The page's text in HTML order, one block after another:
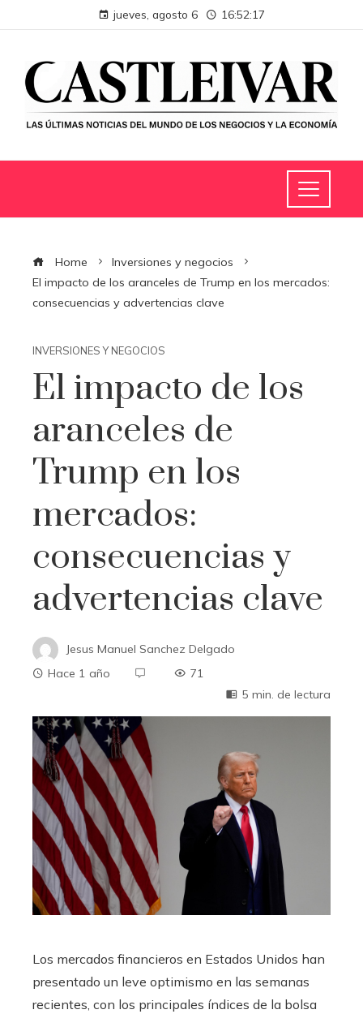
jueves, agosto 6 16:52:19
Home
Inversiones y negocios
El impacto de los aranceles de Trump en los mercados:
consecuencias y advertencias clave
INVERSIONES Y NEGOCIOS
El impacto de los
aranceles de
Trump en los
mercados:
consecuencias y
advertencias clave
Jesus Manuel Sanchez Delgado
Hace 1 año
71
5 min. de lectura
Los mercados financieros en Estados Unidos han
presentado un leve optimismo en las semanas
recientes, con los principales índices de la bolsa